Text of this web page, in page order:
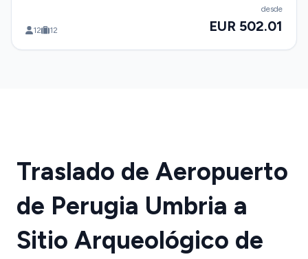
12 12
desde
EUR 502.01
Traslado de Aeropuerto
de Perugia Umbria a
Sitio Arqueológico de